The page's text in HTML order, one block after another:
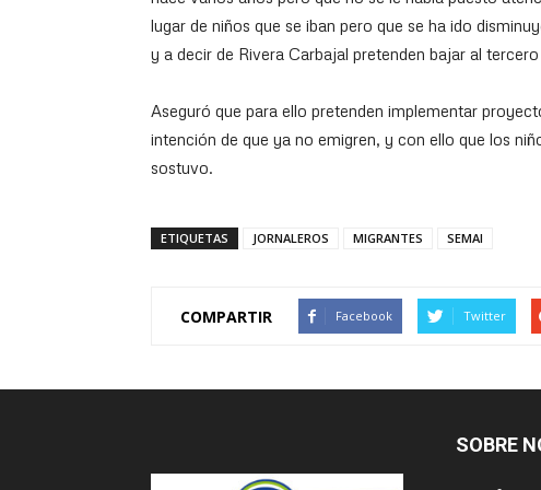
lugar de niños que se iban pero que se ha ido
y a decir de Rivera Carbajal pretenden bajar al
Aseguró que para ello pretenden implementar
intención de que ya no emigren, y con ello que los
sostuvo.
ETIQUETAS JORNALEROS MIGRANTES SEMAI
COMPARTIR Facebook Twitter
SOBRE